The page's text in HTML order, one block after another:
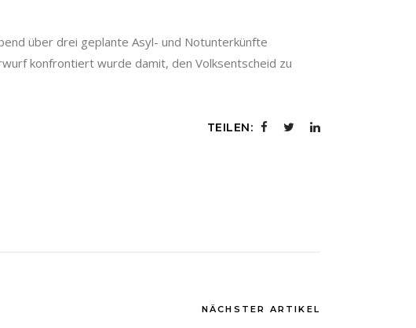
über drei geplante Asyl- und Notunterkünfte
konfrontiert wurde damit, den Volksentscheid zu
TEILEN:
NÄCHSTER ARTIKEL